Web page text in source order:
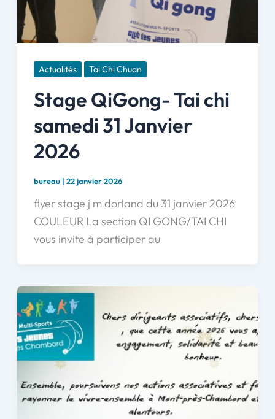
Actualités Tai Chi Chuan
Stage QiGong- Tai chi
samedi 31 Janvier
2026
bureau | 22 janvier 2026
flyer stage j m dorland du 31 janvier 2026
COULEUR La section QI GONG/TAI CHI
vous invite à participer au